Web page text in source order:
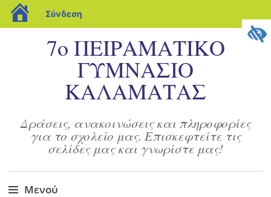
blogs.sch.gr
Σύνδεση
7ο ΠΕΙΡΑΜΑΤΙΚΟ
ΓΥΜΝΑΣΙΟ
ΚΑΛΑΜΑΤΑΣ
Δράσεις, ανακοινώσεις και πληροφορίες
για το σχολείο μας. Επισκεφτείτε τις
σελίδες μας και γνωρίστε μας!
Μενού